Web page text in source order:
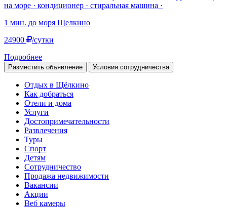
на море · кондиционер · стиральная машина ·
1 мин. до моря Щелкино
24900
/сутки
Подробнее
Разместить объявление Условия сотрудничества
Отдых в Щёлкино
Как добраться
Отели и дома
Услуги
Достопримечательности
Развлечения
Туры
Спорт
Детям
Сотрудничество
Продажа недвижимости
Вакансии
Акции
Веб камеры